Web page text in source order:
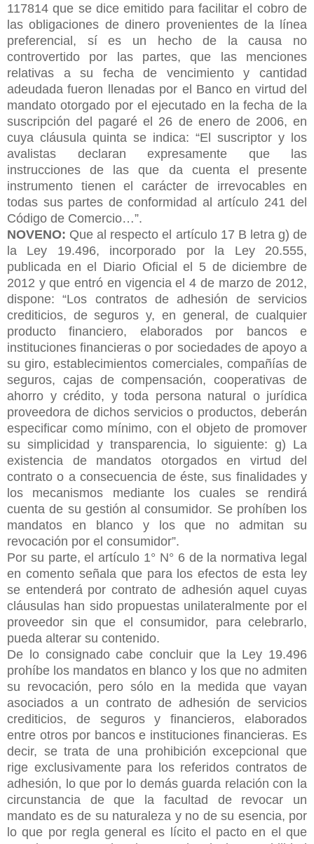
117814 que se dice emitido para facilitar el cobro de
las obligaciones de dinero provenientes de la línea
preferencial, sí es un hecho de la causa no
controvertido por las partes, que las menciones
relativas a su fecha de vencimiento y cantidad
adeudada fueron llenadas por el Banco en virtud del
mandato otorgado por el ejecutado en la fecha de la
suscripción del pagaré el 26 de enero de 2006, en
cuya cláusula quinta se indica: “El suscriptor y los
avalistas declaran expresamente que las
instrucciones de las que da cuenta el presente
instrumento tienen el carácter de irrevocables en
todas sus partes de conformidad al artículo 241 del
Código de Comercio…”.
NOVENO: Que al respecto el artículo 17 B letra g) de
la Ley 19.496, incorporado por la Ley 20.555,
publicada en el Diario Oficial el 5 de diciembre de
2012 y que entró en vigencia el 4 de marzo de 2012,
dispone: “Los contratos de adhesión de servicios
crediticios, de seguros y, en general, de cualquier
producto financiero, elaborados por bancos e
instituciones financieras o por sociedades de apoyo a
su giro, establecimientos comerciales, compañías de
seguros, cajas de compensación, cooperativas de
ahorro y crédito, y toda persona natural o jurídica
proveedora de dichos servicios o productos, deberán
especificar como mínimo, con el objeto de promover
su simplicidad y transparencia, lo siguiente: g) La
existencia de mandatos otorgados en virtud del
contrato o a consecuencia de éste, sus finalidades y
los mecanismos mediante los cuales se rendirá
cuenta de su gestión al consumidor. Se prohíben los
mandatos en blanco y los que no admitan su
revocación por el consumidor”.
Por su parte, el artículo 1° N° 6 de la normativa legal
en comento señala que para los efectos de esta ley
se entenderá por contrato de adhesión aquel cuyas
cláusulas han sido propuestas unilateralmente por el
proveedor sin que el consumidor, para celebrarlo,
pueda alterar su contenido.
De lo consignado cabe concluir que la Ley 19.496
prohíbe los mandatos en blanco y los que no admiten
su revocación, pero sólo en la medida que vayan
asociados a un contrato de adhesión de servicios
crediticios, de seguros y financieros, elaborados
entre otros por bancos e instituciones financieras. Es
decir, se trata de una prohibición excepcional que
rige exclusivamente para los referidos contratos de
adhesión, lo que por lo demás guarda relación con la
circunstancia de que la facultad de revocar un
mandato es de su naturaleza y no de su esencia, por
lo que por regla general es lícito el pacto en el que